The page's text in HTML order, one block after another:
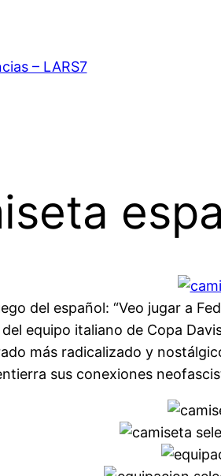
– LARS7
del español: “Veo jugar a
equipo italiano de Copa
más radicalizado y
sus conexiones